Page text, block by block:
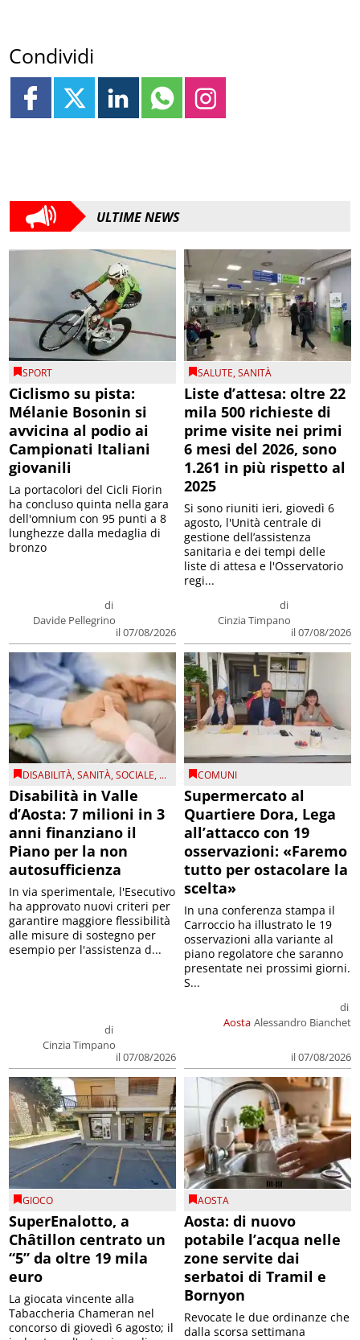
Condividi
ULTIME NEWS
SPORT
Ciclismo su pista:
Mélanie Bosonin si
avvicina al podio ai
Campionati Italiani
giovanili
di
Davide Pellegrino
il 07/08/2026
La portacolori del Cicli Fiorin
ha concluso quinta nella gara
dell'omnium con 95 punti a 8
lunghezze dalla medaglia di
bronzo
SALUTE,SANITÀ
Liste d’attesa: oltre 22
mila 500 richieste di
prime visite nei primi
6 mesi del 2026, sono
1.261 in più rispetto al
2025
di
Cinzia Timpano
il 07/08/2026
Si sono riuniti ieri, giovedì 6
agosto, l'Unità centrale di
gestione dell’assistenza
sanitaria e dei tempi delle
liste di attesa e l'Osservatorio
regi...
DISABILITÀ,SANITÀ,SOCIALE, ...
Disabilità in Valle
d’Aosta: 7 milioni in 3
anni finanziano il
Piano per la non
autosufficienza
di
Cinzia Timpano
il 07/08/2026
In via sperimentale, l'Esecutivo
ha approvato nuovi criteri per
garantire maggiore flessibilità
alle misure di sostegno per
esempio per l'assistenza d...
COMUNI
Supermercato al
Quartiere Dora, Lega
all’attacco con 19
osservazioni: «Faremo
tutto per ostacolare la
scelta»
Aosta
di
Alessandro Bianchet
il 07/08/2026
In una conferenza stampa il
Carroccio ha illustrato le 19
osservazioni alla variante al
piano regolatore che saranno
presentate nei prossimi giorni.
S...
GIOCO
SuperEnalotto, a
Châtillon centrato un
“5” da oltre 19 mila
euro
La giocata vincente alla
Tabaccheria Chameran nel
concorso di giovedì 6 agosto; il
AOSTA
Aosta: di nuovo
potabile l’acqua nelle
zone servite dai
serbatoi di Tramil e
Bornyon
Revocate le due ordinanze che
dalla scorsa settimana